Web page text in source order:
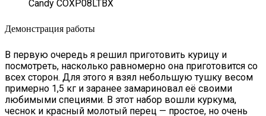
Демонстрация работы
В первую очередь я решил приготовить курицу и
посмотреть, насколько равномерно она приготовится со
всех сторон. Для этого я взял небольшую тушку весом
примерно 1,5 кг и заранее замариновал её своими
любимыми специями. В этот набор вошли куркума,
чеснок и красный молотый перец — простое, но очень